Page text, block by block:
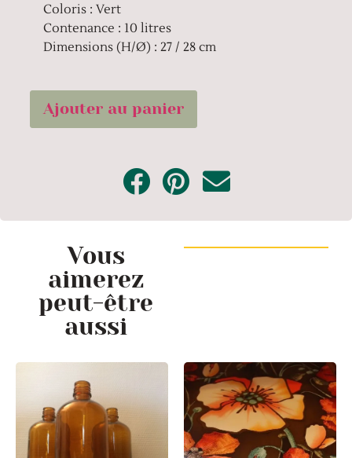
Coloris : Vert
Contenance : 10 litres
Dimensions (H/Ø) : 27 / 28 cm
Ajouter au panier
Vous
aimerez
peut-être
aussi